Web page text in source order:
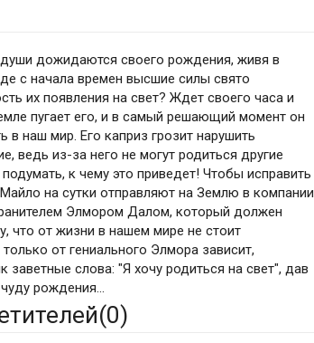
души дожидаются своего рождения, живя в
с начала времен высшие силы свято
их появления на свет? Ждет своего часа и
пугает его, и в самый решающий момент он
в наш мир. Его каприз грозит нарушить
ведь из-за него не могут родиться другие
к чему это приведет! Чтобы исправить
на сутки отправляют на Землю в компании
Элмором Далом, который должен
что от жизни в нашем мире не стоит
от гениального Элмора зависит,
заветные слова: "Я хочу родиться на свет", дав
рождения...
0)